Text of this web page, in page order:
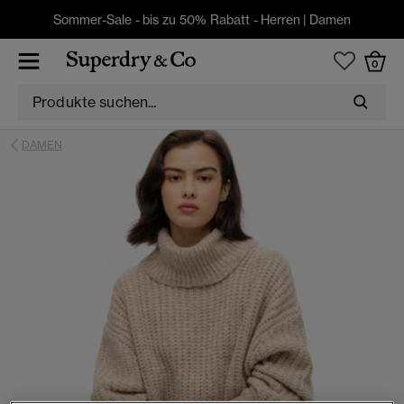
Sommer-Sale - bis zu 50% Rabatt - Herren | Damen
0
DAMEN